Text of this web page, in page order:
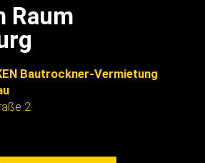
Raum
Bautrockner-Vermietung
2